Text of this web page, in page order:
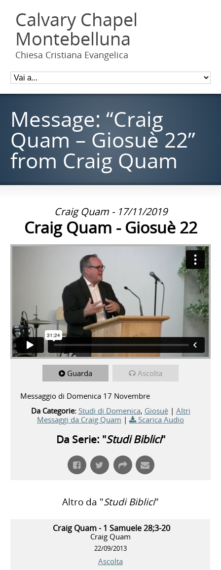
Calvary Chapel
Montebelluna
Chiesa Cristiana Evangelica
Message: “Craig
Quam – Giosuè 22”
from Craig Quam
Craig Quam - 17/11/2019
Craig Quam - Giosuè 22
Guarda Ascolta
Messaggio di Domenica 17 Novembre
Da Categorie: Studi di Domenica, Giosuè| Altri
Messaggi da Craig Quam | Scarica Audio
Da Serie: "Studi Biblici"
Altro da "Studi Biblici"
Craig Quam - 1 Samuele 28;3-20
Craig Quam
22/09/2013
Ascolta